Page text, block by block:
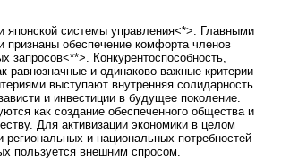
японской системы управления<*>. Главными
признаны обеспечение комфорта членов
запросов<**>. Конкурентоспособность,
равнозначные и одинаково важные критерии
выступают внутренняя солидарность
и инвестиции в будущее поколение.
как создание обеспеченного общества и
Для активизации экономики в целом
и национальных потребностей
пользуется внешним спросом.